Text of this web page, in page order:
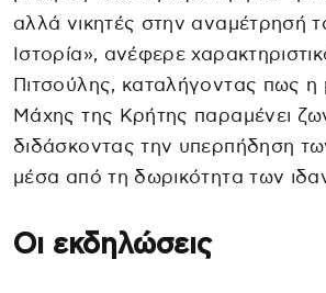
αλλά νικητές στην αναμέτρησή
Ιστορία», ανέφερε
Πιτσούλης, καταλήγοντας πως η
Μάχης της Κρήτης παραμένει
διδάσκοντας την υπερπήδηση
μέσα από τη δωρικότητα των
Οι εκδηλώσεις